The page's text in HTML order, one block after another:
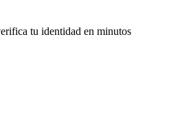
tu identidad en minutos